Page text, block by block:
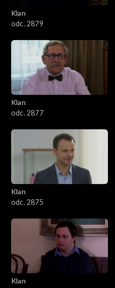
901–1000
801–900
701–800
601–700
501–600
301–400
201–300
101–200
Klan
odc. 2879
Klan
odc. 2877
Klan
odc. 2875
Klan